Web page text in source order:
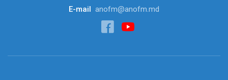
E-mail anofm@anofm.md